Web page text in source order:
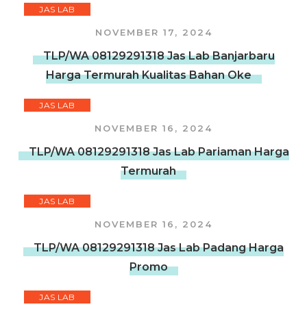
JAS LAB
NOVEMBER 17, 2024
TLP/WA 08129291318 Jas Lab Banjarbaru
Harga Termurah Kualitas Bahan Oke
JAS LAB
NOVEMBER 16, 2024
TLP/WA 08129291318 Jas Lab Pariaman Harga
Termurah
JAS LAB
NOVEMBER 16, 2024
TLP/WA 08129291318 Jas Lab Padang Harga
Promo
JAS LAB